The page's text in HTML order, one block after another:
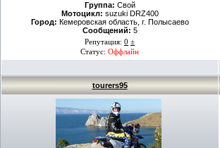
Группа: Свой
Мотоцикл: suzuki DRZ400
Город: Кемеровская область, г. Полысаево
Сообщений: 5
Репутация: 0 ±
Статус: Оффлайн
tourers95